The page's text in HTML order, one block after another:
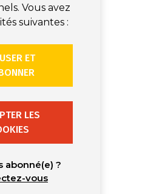
Vous avez
suivantes :
ET
LES
abonné(e) ?
vous